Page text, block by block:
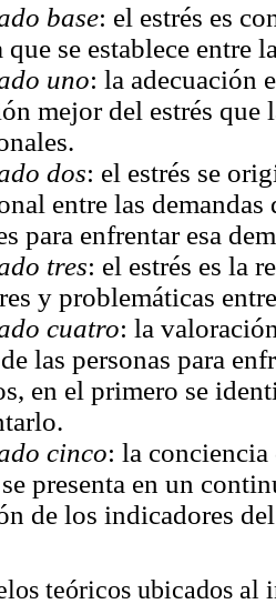
base: el estrés es
se establece entre
uno: la adecuación
mejor del estrés
dos: el estrés se
entre las
para enfrentar esa
tres: el estrés es la
y problemáticas
cuatro: la
las personas para
en el primero se
cinco: la
presenta en un
de los indicadores
teóricos ubicados al